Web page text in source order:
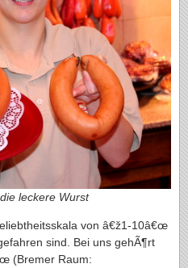
leckere Wurst
von â€ž1-10â€œ
sind. Bei uns gehÃ¶rt
(Bremer Raum: